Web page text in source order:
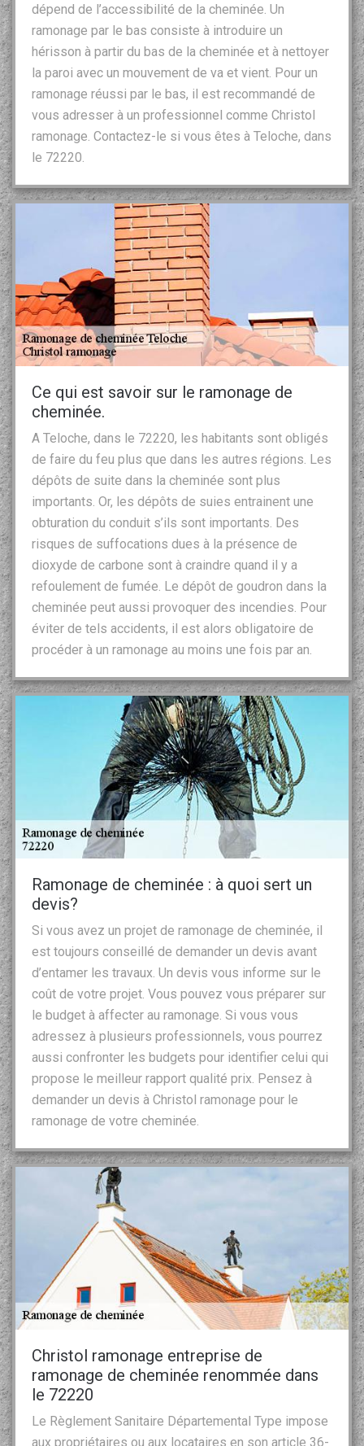
dépend de l’accessibilité de la cheminée. Un
ramonage par le bas consiste à introduire un
hérisson à partir du bas de la cheminée et à nettoyer
la paroi avec un mouvement de va et vient. Pour un
ramonage réussi par le bas, il est recommandé de
vous adresser à un professionnel comme Christol
ramonage. Contactez-le si vous êtes à Teloche, dans
le 72220.
Ce qui est savoir sur le ramonage de
cheminée.
A Teloche, dans le 72220, les habitants sont obligés
de faire du feu plus que dans les autres régions. Les
dépôts de suite dans la cheminée sont plus
importants. Or, les dépôts de suies entrainent une
obturation du conduit s’ils sont importants. Des
risques de suffocations dues à la présence de
dioxyde de carbone sont à craindre quand il y a
refoulement de fumée. Le dépôt de goudron dans la
cheminée peut aussi provoquer des incendies. Pour
éviter de tels accidents, il est alors obligatoire de
procéder à un ramonage au moins une fois par an.
Ramonage de cheminée : à quoi sert un
devis?
Si vous avez un projet de ramonage de cheminée, il
est toujours conseillé de demander un devis avant
d’entamer les travaux. Un devis vous informe sur le
coût de votre projet. Vous pouvez vous préparer sur
le budget à affecter au ramonage. Si vous vous
adressez à plusieurs professionnels, vous pourrez
aussi confronter les budgets pour identifier celui qui
propose le meilleur rapport qualité prix. Pensez à
demander un devis à Christol ramonage pour le
ramonage de votre cheminée.
Christol ramonage entreprise de
ramonage de cheminée renommée dans
le 72220
Le Règlement Sanitaire Départemental Type impose
aux propriétaires ou aux locataires en son article 36-